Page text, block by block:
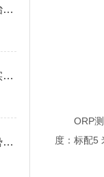
小型气象站设备：参与全球气候治理的“中国方案”
光伏电站环境检测仪功能详解与实际应用
小型手持气象站的技术特点与优势分析
ORP测量
度：标配5